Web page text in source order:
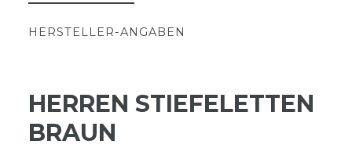
HERSTELLER-ANGABEN
HERREN STIEFELETTEN
BRAUN